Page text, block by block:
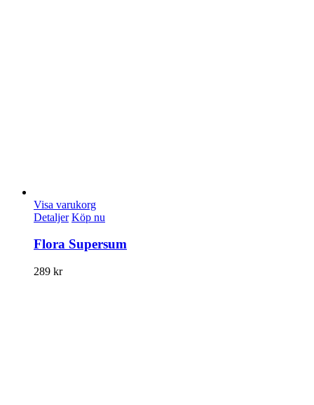
Visa varukorg
Detaljer Köp nu
Flora Supersum
289 kr